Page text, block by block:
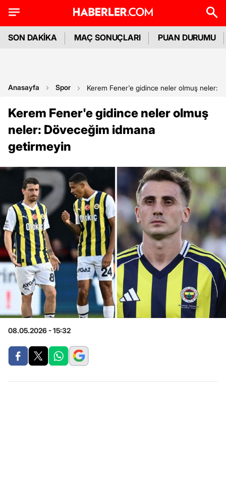
SON DAKİKA MAÇ SONUÇLARI PUAN DURUMU
Anasayfa Spor Kerem Fener'e gidince neler olmuş neler:
Kerem Fener'e gidince neler olmuş
neler: Döveceğim idmana
getirmeyin
08.05.2026 - 15:32